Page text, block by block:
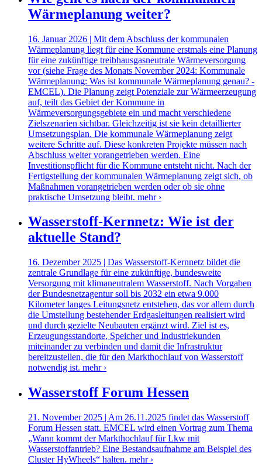
Wärmeplanung weiter?
16. Januar 2026 | Mit dem Abschluss der kommunalen
Wärmeplanung liegt für eine Kommune erstmals eine Planung
für eine zukünftige treibhausgasneutrale Wärmeversorgung
vor (siehe Frage des Monats November 2024: Kommunale
Wärmeplanung: Was ist kommunale Wärmeplanung genau? -
EMCEL). Die Planung zeigt Potenziale zur Wärmeerzeugung
auf, teilt das Gebiet der Kommune in
Wärmeversorgungsgebiete ein und macht verschiedene
Zielszenarien sichtbar. Gleichzeitig ist sie kein detaillierter
Umsetzungsplan. Die kommunale Wärmeplanung zeigt
weitere Schritte auf. Diese konkreten Projekte müssen nach
Abschluss weiter vorangetrieben werden. Eine
Investitionspflicht für die Kommune entsteht nicht. Nach der
Fertigstellung der kommunalen Wärmeplanung zeigt sich, ob
Maßnahmen vorangetrieben werden oder ob sie ohne
praktische Umsetzung bleibt. mehr ›
Wasserstoff-Kernnetz: Wie ist der
aktuelle Stand?
16. Dezember 2025 | Das Wasserstoff-Kernnetz bildet die
zentrale Grundlage für eine zukünftige, bundesweite
Versorgung mit klimaneutralem Wasserstoff. Nach Vorgaben
der Bundesnetzagentur soll bis 2032 ein etwa 9.000
Kilometer langes Leitungsnetz entstehen, das vor allem durch
die Umstellung bestehender Erdgasleitungen realisiert wird
und durch gezielte Neubauten ergänzt wird. Ziel ist es,
Erzeugungsstandorte, Speicher und Industriekunden
miteinander zu verbinden und damit die Infrastruktur
bereitzustellen, die für den Markthochlauf von Wasserstoff
notwendig ist. mehr ›
Wasserstoff Forum Hessen
21. November 2025 | Am 26.11.2025 findet das Wasserstoff
Forum Hessen statt. EMCEL wird einen Vortrag zum Thema
„Wann kommt der Markthochlauf für Lkw mit
Wasserstoffantrieb? Eine Bestandsaufnahme am Beispiel des
Cluster HyWheels“ halten. mehr ›